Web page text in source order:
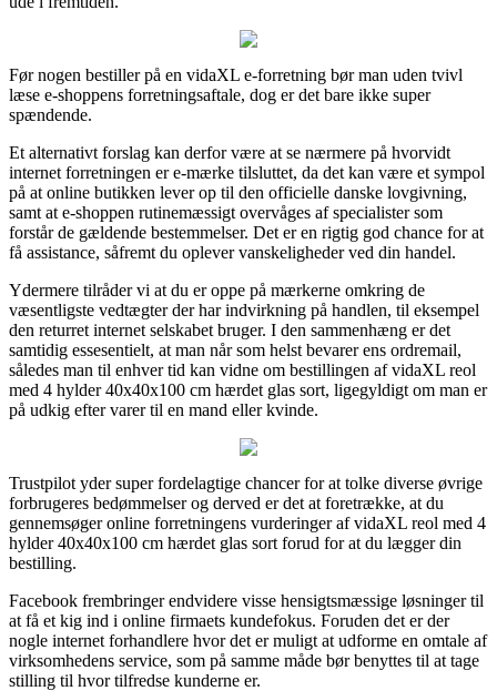
Før nogen bestiller på en vidaXL e-forretning bør man uden tvivl
læse e-shoppens forretningsaftale, dog er det bare ikke super
spændende.
Et alternativt forslag kan derfor være at se nærmere på hvorvidt
internet forretningen er e-mærke tilsluttet, da det kan være et sympol
på at online butikken lever op til den officielle danske lovgivning,
samt at e-shoppen rutinemæssigt overvåges af specialister som
forstår de gældende bestemmelser. Det er en rigtig god chance for at
få assistance, såfremt du oplever vanskeligheder ved din handel.
Ydermere tilråder vi at du er oppe på mærkerne omkring de
væsentligste vedtægter der har indvirkning på handlen, til eksempel
den returret internet selskabet bruger. I den sammenhæng er det
samtidig essesentielt, at man når som helst bevarer ens ordremail,
således man til enhver tid kan vidne om bestillingen af vidaXL reol
med 4 hylder 40x40x100 cm hærdet glas sort, ligegyldigt om man er
på udkig efter varer til en mand eller kvinde.
Trustpilot yder super fordelagtige chancer for at tolke diverse øvrige
forbrugeres bedømmelser og derved er det at foretrække, at du
gennemsøger online forretningens vurderinger af vidaXL reol med 4
hylder 40x40x100 cm hærdet glas sort forud for at du lægger din
bestilling.
Facebook frembringer endvidere visse hensigtsmæssige løsninger til
at få et kig ind i online firmaets kundefokus. Foruden det er der
nogle internet forhandlere hvor det er muligt at udforme en omtale af
virksomhedens service, som på samme måde bør benyttes til at tage
stilling til hvor tilfredse kunderne er.